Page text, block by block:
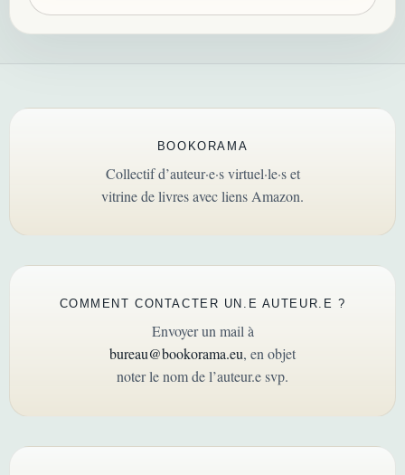
BOOKORAMA
Collectif d’auteur·e·s virtuel·le·s et
vitrine de livres avec liens Amazon.
COMMENT CONTACTER UN.E AUTEUR.E ?
Envoyer un mail à
bureau@bookorama.eu, en objet
noter le nom de l’auteur.e svp.